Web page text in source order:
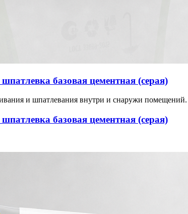
базовая цементная (серая)
и шпатлевания внутри и снаружи помещений.
базовая цементная (серая)